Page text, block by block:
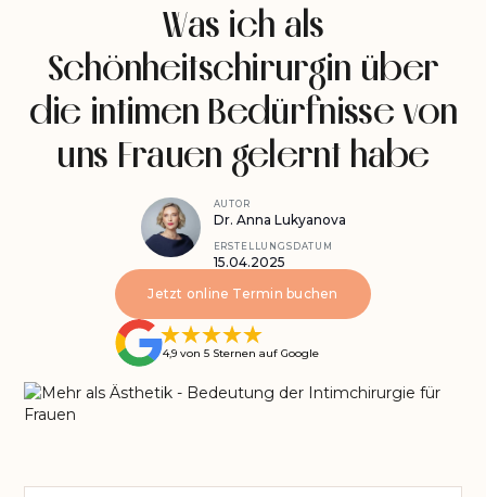
Was ich als
Schönheitschirurgin über
die intimen Bedürfnisse von
uns Frauen gelernt habe
AUTOR
Dr. Anna Lukyanova
ERSTELLUNGSDATUM
15.04.2025
Jetzt online Termin buchen
4,9 von 5 Sternen auf Google